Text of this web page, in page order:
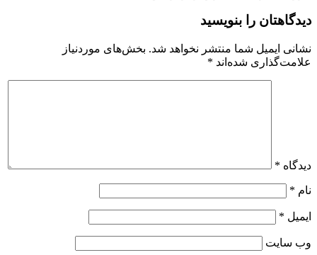
دیدگاهتان را بنویسید
نشانی ایمیل شما منتشر نخواهد شد. بخش‌های موردنیاز
علامت‌گذاری شده‌اند *
دیدگاه *
نام *
ایمیل *
وب‌ سایت